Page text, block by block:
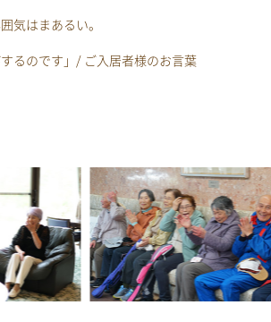
気はまあるい。
るのです」/ ご入居者様のお言葉